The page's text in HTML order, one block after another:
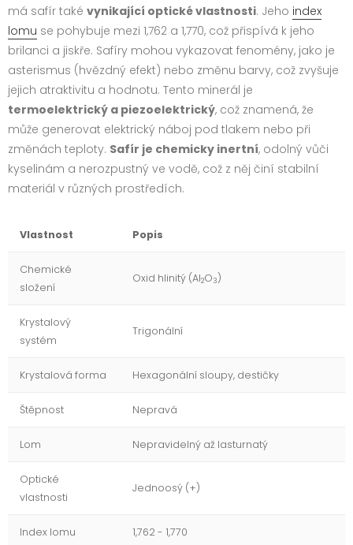
má safír také vynikající optické vlastnosti. Jeho index
lomu se pohybuje mezi 1,762 a 1,770, což přispívá k jeho
brilanci a jiskře. Safíry mohou vykazovat fenomény, jako je
asterismus (hvězdný efekt) nebo změnu barvy, což zvyšuje
jejich atraktivitu a hodnotu. Tento minerál je
termoelektrický a piezoelektrický, což znamená, že
může generovat elektrický náboj pod tlakem nebo při
změnách teploty. Safír je chemicky inertní, odolný vůči
kyselinám a nerozpustný ve vodě, což z něj činí stabilní
materiál v různých prostředích.
Vlastnost Popis
Chemické
složení
Oxid hlinitý (Al2O3)
Krystalový
systém
Trigonální
Krystalová forma Hexagonální sloupy, destičky
Štěpnost Nepravá
Lom Nepravidelný až lasturnatý
Optické
vlastnosti
Jednoosý (+)
Index lomu 1,762 - 1,770